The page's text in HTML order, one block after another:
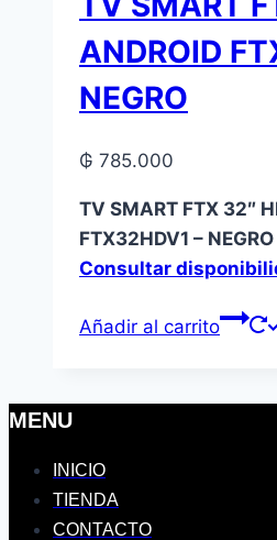
ANDROID
NEGRO
₲ 785.000
TV SMART FTX 32″
FTX32HDV1 – NEGRO
Consultar
Añadir al carrito
MENU
INICIO
TIENDA
CONTACTO